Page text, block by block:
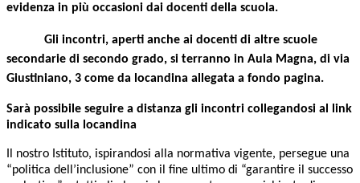
evidenza in più occasioni dai docenti della scuola.
Gli incontri, aperti anche ai docenti di altre scuole
secondarie di secondo grado, si terranno in Aula Magna, di via
Giustiniano, 3 come da locandina allegata a fondo pagina.
Sarà possibile seguire a distanza gli incontri collegandosi al link
indicato sulla locandina
Il nostro Istituto, ispirandosi alla normativa vigente, persegue una
“politica dell’inclusione” con il fine ultimo di “garantire il successo